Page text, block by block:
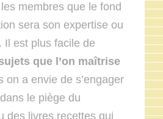
membres que le fond
sera son expertise ou
Il est plus facile de
que l’on maîtrise
on a envie de s’engager
le piège du
des livres recettes qui